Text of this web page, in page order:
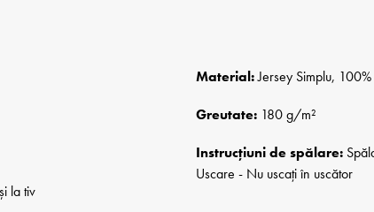
la tiv
Material:Jersey Simplu,
Greutate:180 g/m²
Instrucțiuni de spălare:
Uscare - Nu uscați în uscător